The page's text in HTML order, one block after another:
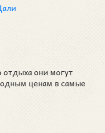
они могут
ценам в самые